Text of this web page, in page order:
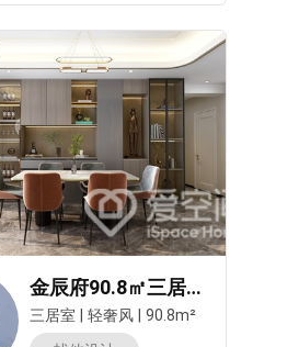
金辰府90.8㎡三居室轻奢风装修案例
三居室 轻奢风
90.8m²